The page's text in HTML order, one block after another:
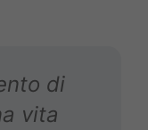
di
vita